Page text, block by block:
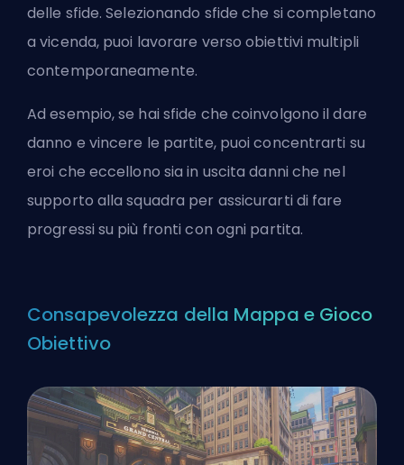
delle sfide. Selezionando sfide che si completano
a vicenda, puoi lavorare verso obiettivi multipli
contemporaneamente.
Ad esempio, se hai sfide che coinvolgono il dare
danno e vincere le partite, puoi concentrarti su
eroi che eccellono sia in uscita danni che nel
supporto alla squadra per assicurarti di fare
progressi su più fronti con ogni partita.
Consapevolezza della Mappa e Gioco
Obiettivo